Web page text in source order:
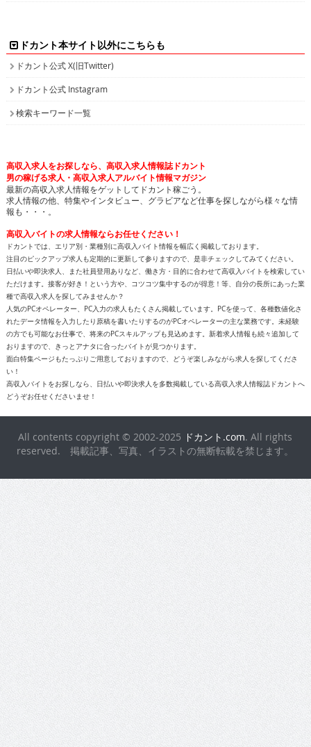
ドカント本サイト以外にこちらも
ドカント公式 X(旧Twitter)
ドカント公式 Instagram
検索キーワード一覧
高収入求人をお探しなら、高収入求人情報誌ドカント
男の稼げる求人・高収入求人アルバイト情報マガジン
最新の高収入求人情報をゲットしてドカント稼ごう。
求人情報の他、特集やインタビュー、グラビアなど仕事を探しながら様々な情
報も・・・。
高収入バイトの求人情報ならお任せください！
ドカントでは、エリア別・業種別に高収入バイト情報を幅広く掲載しております。
注目のピックアップ求人も定期的に更新して参りますので、是非チェックしてみてください。
日払いや即決求人、また社員登用ありなど、働き方・目的に合わせて高収入バイトを検索してい
ただけます。接客が好き！という方や、コツコツ集中するのが得意！等、自分の長所にあった業
種で高収入求人を探してみませんか？
人気のPCオペレーター、PC入力の求人もたくさん掲載しています。PCを使って、各種数値化さ
れたデータ情報を入力したり原稿を書いたりするのがPCオペレーターの主な業務です。未経験
の方でも可能なお仕事で、将来のPCスキルアップも見込めます。新着求人情報も続々追加して
おりますので、きっとアナタに合ったバイトが見つかります。
面白特集ページもたっぷりご用意しておりますので、どうぞ楽しみながら求人を探してくださ
い！
高収入バイトをお探しなら、日払いや即決求人を多数掲載している高収入求人情報誌ドカントへ
どうぞお任せくださいませ！
All contents copyright © 2002-2025 ドカント.com. All rights
reserved. 掲載記事、写真、イラストの無断転載を禁じます。